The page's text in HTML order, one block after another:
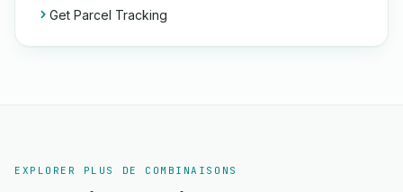
Get Parcel Tracking
EXPLORER PLUS DE COMBINAISONS